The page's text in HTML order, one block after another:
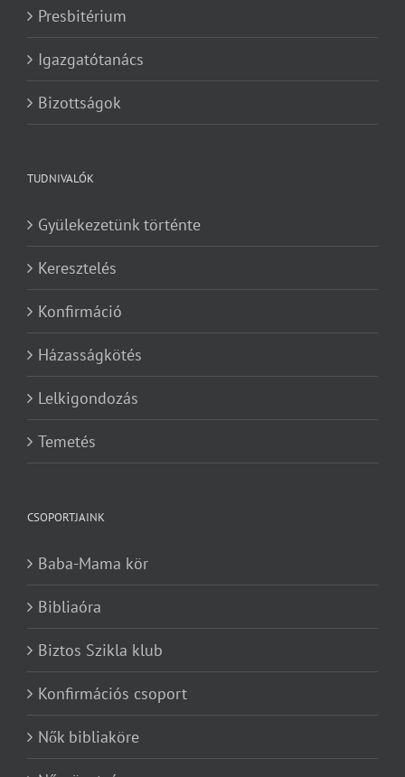
Presbitérium
Igazgatótanács
Bizottságok
TUDNIVALÓK
Gyülekezetünk történte
Keresztelés
Konfirmáció
Házasságkötés
Lelkigondozás
Temetés
CSOPORTJAINK
Baba-Mama kör
Bibliaóra
Biztos Szikla klub
Konfirmációs csoport
Nők bibliaköre